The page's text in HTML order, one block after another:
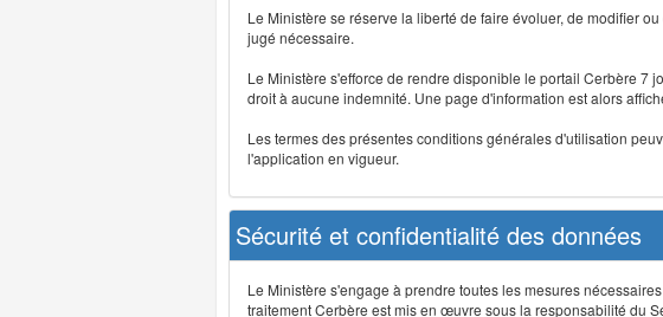
Le Ministère se réserve la liberté de faire évoluer, de modifier
jugé nécessaire.
Le Ministère s'efforce de rendre disponible le portail Cerbère 7
droit à aucune indemnité. Une page d'information est alors
Les termes des présentes conditions générales d'utilisation
l'application en vigueur.
Sécurité et confidentialité des données
Le Ministère s'engage à prendre toutes les mesures
traitement Cerbère est mis en œuvre sous la responsabilité du